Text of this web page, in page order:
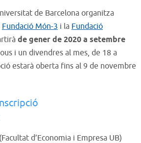
de Barcelona organitza
Fundació Món-3 i la Fundació
de gener de 2020 a setembre
i un divendres al mes, de 18 a
estarà oberta fins al 9 de novembre
d’Economia i Empresa UB)